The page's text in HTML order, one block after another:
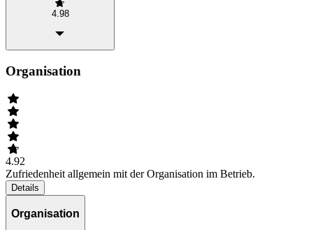
4.98
Organisation
4.92
Zufriedenheit allgemein mit der Organisation im Betrieb.
Details
Organisation